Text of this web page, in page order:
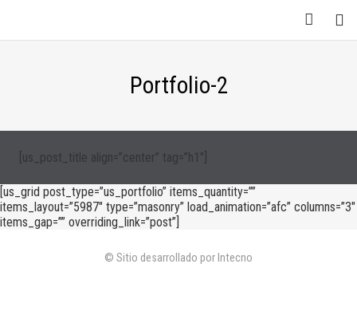
Portfolio-2
[us_post_title align=”center” tag=”h1″]
[us_grid post_type=”us_portfolio” items_quantity=””
items_layout=”5987″ type=”masonry” load_animation=”afc” columns=”3″
items_gap=”” overriding_link=”post”]
© Sitio desarrollado por Intecno